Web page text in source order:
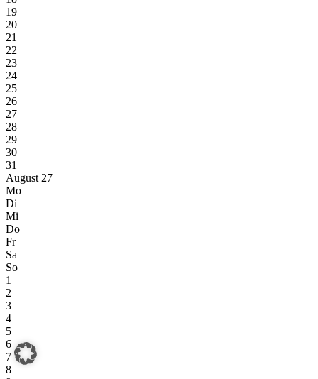
19
20
21
22
23
24
25
26
27
28
29
30
31
August 27
Mo
Di
Mi
Do
Fr
Sa
So
1
2
3
4
5
6
7
8